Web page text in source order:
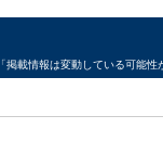
「掲載情報は変動している可能